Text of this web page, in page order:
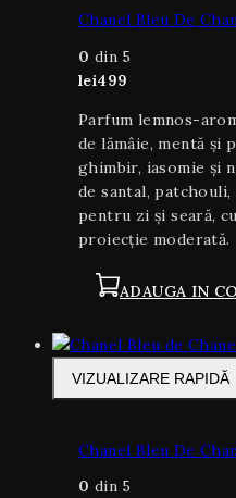
Chanel Bleu De
0 din 5
lei499
Parfum lemnos-
de lămâie, mentă și
ghimbir, iasomie și
de santal,
pentru zi și seară,
proiecție moderată.
ADAUGA IN
VIZUALIZARE RAPIDĂ
Chanel Bleu De
0 din 5